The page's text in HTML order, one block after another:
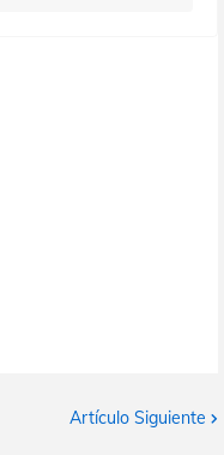
Artículo Siguiente